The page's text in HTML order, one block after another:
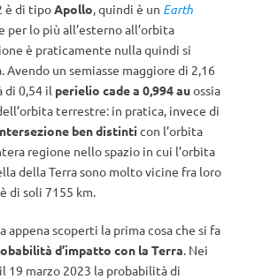
è di tipoApollo, quindi è un Earth
per lo più all’esterno all’orbita
è praticamente nulla quindi si
Avendo un semiasse maggiore di 2,16
di 0,54 il perielio cade a 0,994 auossia
terrestre: in pratica, invece di
ben distinti con l’orbita
regione nello spazio in cui l’orbita
della Terra sono molto vicine fra loro
di soli 7155 km.
appena scoperti la prima cosa che si fa
d’impatto con la Terra. Nei
19 marzo 2023 la probabilità di